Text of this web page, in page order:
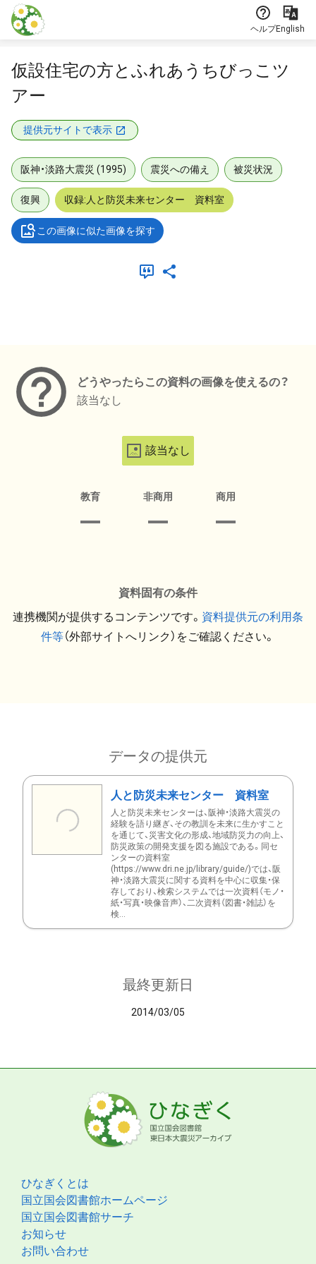
本文に飛ぶ
ヘルプEnglish
仮設住宅の方とふれあうちびっこツ
アー
提供元サイトで表示
阪神・淡路大震災 (1995) 震災への備え 被災状況
復興 収録:人と防災未来センター 資料室
この画像に似た画像を探す
どうやったらこの資料の画像を使えるの？
該当なし
該当なし
教育 非商用 商用
資料固有の条件
連携機関が提供するコンテンツです。 資料提供元の利用条
件等（外部サイトへリンク）をご確認ください。
データの提供元
人と防災未来センター 資料室
人と防災未来センターは、阪神・淡路大震災の
経験を語り継ぎ、その教訓を未来に生かすこと
を通じて、災害文化の形成、地域防災力の向上、
防災政策の開発支援を図る施設である。同セ
ンターの資料室
(https://www.dri.ne.jp/library/guide/)では、阪
神・淡路大震災に関する資料を中心に収集・保
存しており、検索システムでは一次資料（モノ・
紙・写真・映像音声）、二次資料（図書・雑誌）を
検...
最終更新日
2014/03/05
ひなぎくとは
国立国会図書館ホームページ
国立国会図書館サーチ
お知らせ
お問い合わせ